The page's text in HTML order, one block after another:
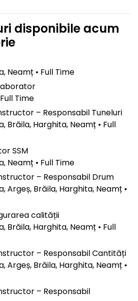
disponibile acum
Neamț • Full Time
Time
– Responsabil Tuneluri
Brăila, Harghita, Neamț • Full
SSM
Neamț • Full Time
– Responsabil Drum
Argeș, Brăila, Harghita, Neamț •
calității
Brăila, Harghita, Neamț • Full
– Responsabil Cantități
Argeș, Brăila, Harghita, Neamț •
– Responsabil